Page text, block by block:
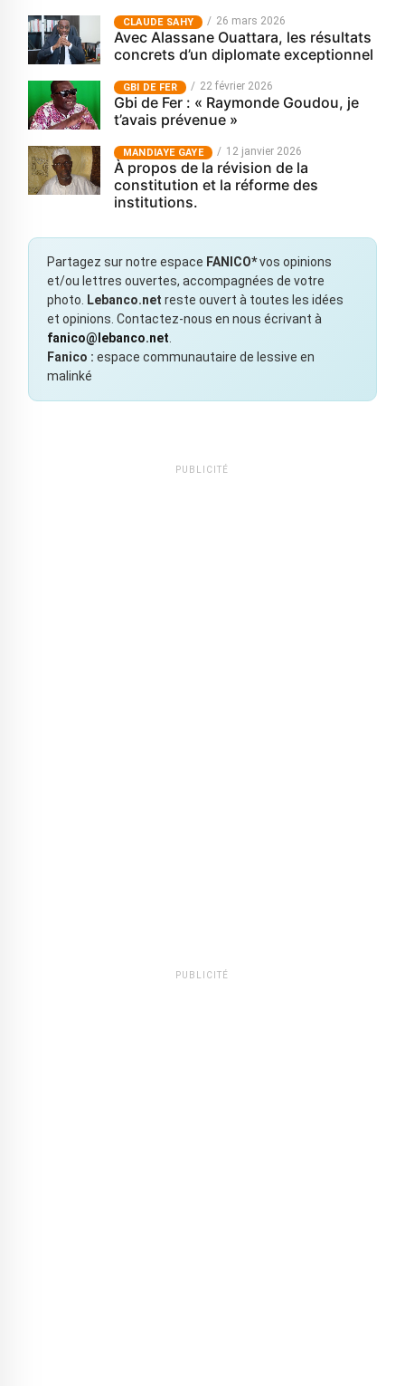
CLAUDE SAHY 26 mars 2026
Avec Alassane Ouattara, les résultats
concrets d’un diplomate exceptionnel
GBI DE FER 22 février 2026
Gbi de Fer : « Raymonde Goudou, je
t’avais prévenue »
MANDIAYE GAYE 12 janvier 2026
À propos de la révision de la
constitution et la réforme des
institutions.
Partagez sur notre espace FANICO*vos opinions
et/ou lettres ouvertes, accompagnées de votre
photo.
Lebanco.net reste ouvert à toutes les idées
et opinions. Contactez-nous en nous écrivant à
fanico@lebanco.net
Fanico : espace communautaire de lessive en
malinké
PUBLICITÉ
PUBLICITÉ